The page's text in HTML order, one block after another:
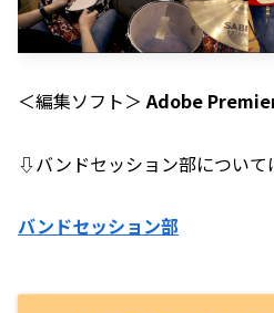
＜編集ソフト＞ Adobe
⇩バンドセッション部について
バンドセッション部